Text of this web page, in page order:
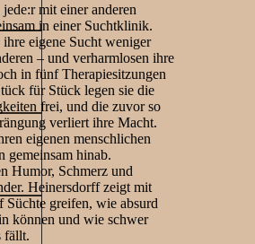
mit einer anderen
in einer Suchtklinik.
eigene Sucht weniger
– und verharmlosen ihre
in fünf Therapiesitzungen
für Stück legen sie die
frei, und die zuvor so
verliert ihre Macht.
eigenen menschlichen
gemeinsam hinab.
Humor, Schmerz und
Heinersdorff zeigt mit
greifen, wie absurd
können und wie schwer
fällt.